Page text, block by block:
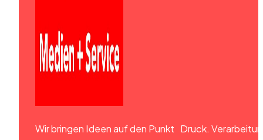
Wir bringen Ideen auf den Punkt Druck.